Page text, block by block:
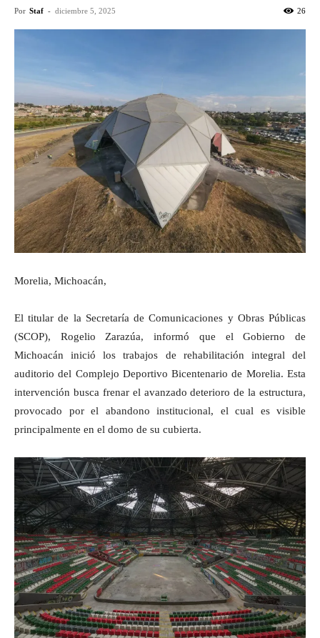
Por Staf - diciembre 5, 2025 26
Morelia, Michoacán,
El titular de la Secretaría de Comunicaciones y Obras Públicas
(SCOP), Rogelio Zarazúa, informó que el Gobierno de
Michoacán inició los trabajos de rehabilitación integral del
auditorio del Complejo Deportivo Bicentenario de Morelia. Esta
intervención busca frenar el avanzado deterioro de la estructura,
provocado por el abandono institucional, el cual es visible
principalmente en el domo de su cubierta.